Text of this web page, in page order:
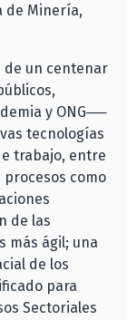
de Minería,
de un centenar
y ONG──
tecnologías
trabajo, entre
como
de las
más ágil; una
de los
para
Sectoriales